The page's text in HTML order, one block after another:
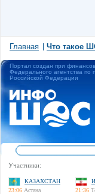
Главная Что такое
Портал создан при
Федерального агентства по
Российской Федерации
Участники:
КАЗАХСТАН
23:06 Астана
21:36